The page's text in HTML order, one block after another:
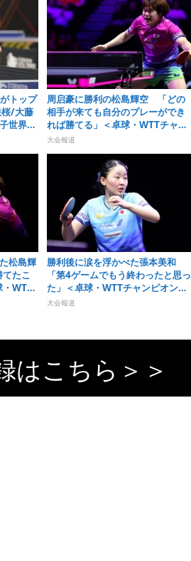
トップ
/大藤
世界ラ
周启豪に勝利の松島輝空 「どの
相手が来ても自分のプレーができ
れば勝てる」＜卓球・WTTチャン
ピオンズ横浜2026＞
大会報道
松島輝
たこ
・WTT
勝利後に涙を浮かべた張本美和
「第4ゲームでもう終わったと思っ
た」＜卓球・WTTチャンピオンズ
横浜2026＞
大会報道
はこちら＞＞